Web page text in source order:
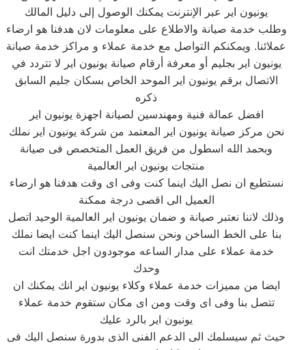
يونيون اير عبر الإنترنت يمكنك الوصول إلى دليل المالك
وطلب خدمة صيانة والاطلاع على معلومات لان هدفنا هو ارضاء
عملائنا. ويمكنكم التواصل مع خدمة عملاء و مراكز خدمة صيانة
يونيون اير بجليم أو معرفة أرقام صيانة يونيون اير لا تتردد في
الاتصال برقم يونيون اير الموحد الخاص بسكان جليم السابق
ذكره
افضل عمالة فنية ومهندسين لصيانة اجهزة يونيون اير
نحن مركز صيانة يونيون اير المعتمد من شركة يونيون اير نملك
وبحمد الله اسطول من فريق العمل المتخصص فى صيانة
منتجات يونيون اير العالمية
نستطيع ان نصل اليك اينما كنت وفى اى وقت هدفنا هو ارضاء
العميل الى اقصى درجة ممكنة
وذلك لاننا نعتبر صيانة و ضمان يونيون اير العالمية الوحيد اتصل
بنا على الخط الساخن ونحن سنصل اليك اينما كنت ايضا نملك
خدمة عملاء على مدار الساعه موجودون اجل خدمتك انت
وحدك
ايضا من مميزات خدمة عملاء وكلاء يونيون اير انك يمكنك ان
تتصل بنا وفى اى وقت ومن اى مكان ستقوم خدمة عملاء
يونيون اير بالرد عليك
حيث ثم سيسلمك الى الدعم الفنى الذى بدورة سنصل اليك فى